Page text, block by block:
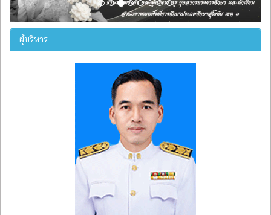
ผู้บริหาร